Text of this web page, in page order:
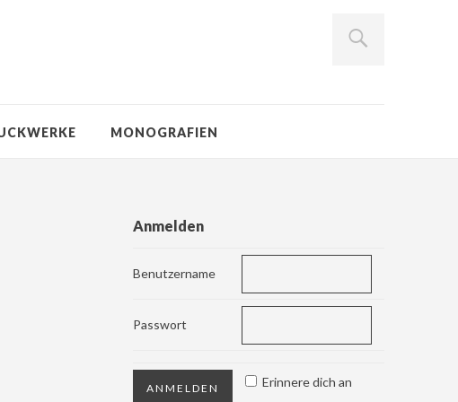
MONOGRAFIEN
Anmelden
Benutzername
Passwort
Erinnere dich an